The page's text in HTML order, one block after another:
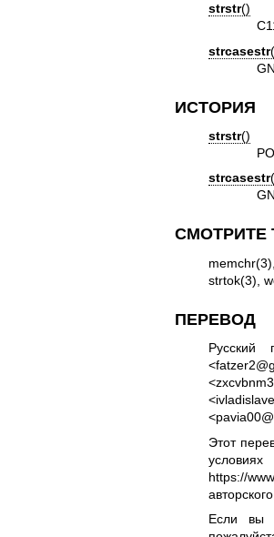
strstr()
strcasestr
ИСТОРИЯ
strstr()
strcasestr
СМОТРИТЕ
memchr(3)
strtok(3)
ПЕРЕВОД
Русский
Этот
https://
Если вы